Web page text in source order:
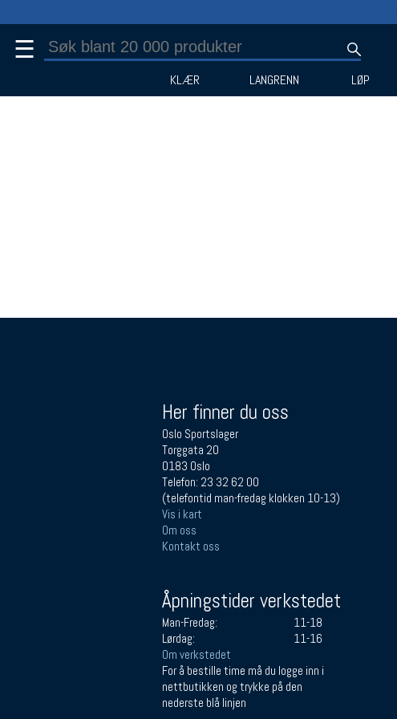
☰
KLÆR LANGRENN LØP
Her finner du oss
Oslo Sportslager
Torggata 20
0183 Oslo
Telefon: 23 32 62 00
(telefontid man-fredag klokken 10-13)
Vis i kart
Om oss
Kontakt oss
Åpningstider verkstedet
Man-Fredag:
11-18
Lørdag:
11-16
Om verkstedet
For å bestille time må du logge inn i
nettbutikken og trykke på den
nederste blå linjen